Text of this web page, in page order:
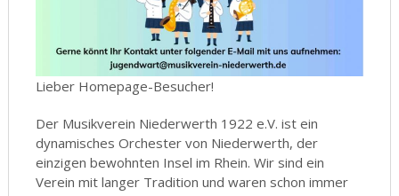
Lieber Homepage-Besucher!
Der Musikverein Niederwerth 1922 e.V. ist ein
dynamisches Orchester von Niederwerth, der
einzigen bewohnten Insel im Rhein. Wir sind ein
Verein mit langer Tradition und waren schon immer